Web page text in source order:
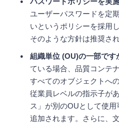
ユーザーパスワードを定
いというポリシーを採用
そのような方針は推奨され
組織単位 (OU)の一部です
ている場合、品質コンテ
すべてのオブジェクトへ
従業員レベルの指示子が
ス」が別のOUとして使
追加されます。さらに、